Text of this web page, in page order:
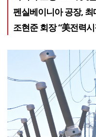
펜실베이니아 공장,
조현준 회장 “美전력